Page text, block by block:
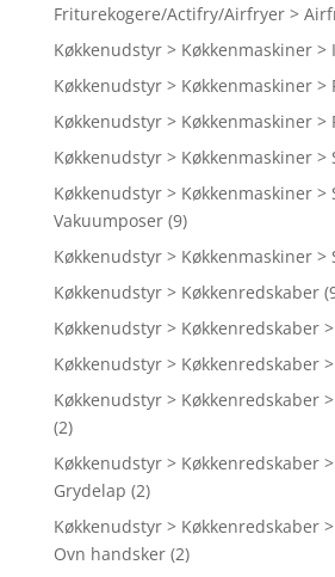
Friturekogere/Actifry/Airfryer >
Køkkenudstyr > Køkkenmaskiner >
Køkkenudstyr > Køkkenmaskiner >
Køkkenudstyr > Køkkenmaskiner >
Køkkenudstyr > Køkkenmaskiner >
Køkkenudstyr > Køkkenmaskiner >
Vakuumposer (9)
Køkkenudstyr > Køkkenmaskiner >
Køkkenudstyr > Køkkenredskaber
Køkkenudstyr > Køkkenredskaber
Køkkenudstyr > Køkkenredskaber
Køkkenudstyr > Køkkenredskaber
(2)
Køkkenudstyr > Køkkenredskaber
Grydelap (2)
Køkkenudstyr > Køkkenredskaber
Ovn handsker (2)